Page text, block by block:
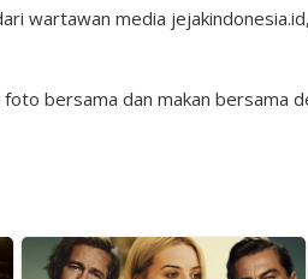
wartawan media
foto bersama dan makan bersama